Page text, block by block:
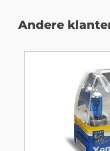
Andere